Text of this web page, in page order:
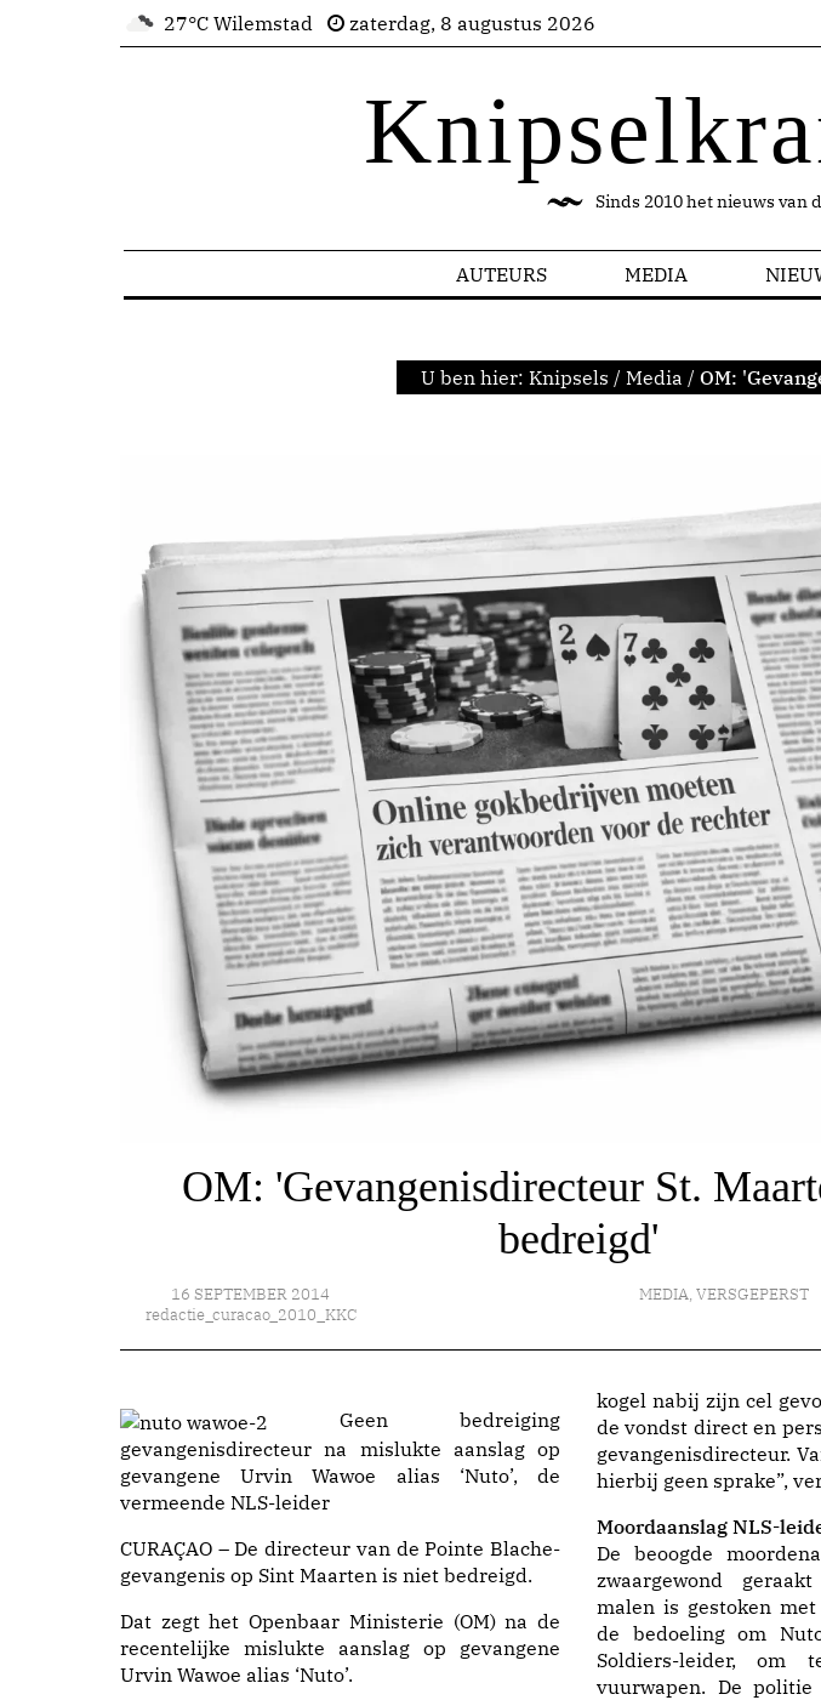
27°C Wilemstad zaterdag, 8 augustus 2026
Sinds 2010 het nieuws van
AUTEURS MEDIA
U ben hier: Knipsels / Media / OM:
OM: 'Gevangenisdirecteur St.
bedreigd'
16 SEPTEMBER 2014
redactie_curacao_2010_KKC
MEDIA, VERSGEPERST
Geen bedreiging
gevangenisdirecteur na mislukte aanslag op
gevangene Urvin Wawoe alias ‘Nuto’, de
vermeende NLS-leider
CURAÇAO – De directeur van de Pointe Blache-
gevangenis op Sint Maarten is niet bedreigd.
Dat zegt het Openbaar Ministerie (OM) na de
recentelijke mislukte aanslag op gevangene
Urvin Wawoe alias ‘Nuto’.
kogel nabij zijn cel
de vondst direct en
gevangenisdirecteur.
hierbij geen sprake”,
Moordaanslag NLS-
De beoogde
zwaargewond
malen is gestoken
de bedoeling om
Soldiers-leider, om
vuurwapen. De